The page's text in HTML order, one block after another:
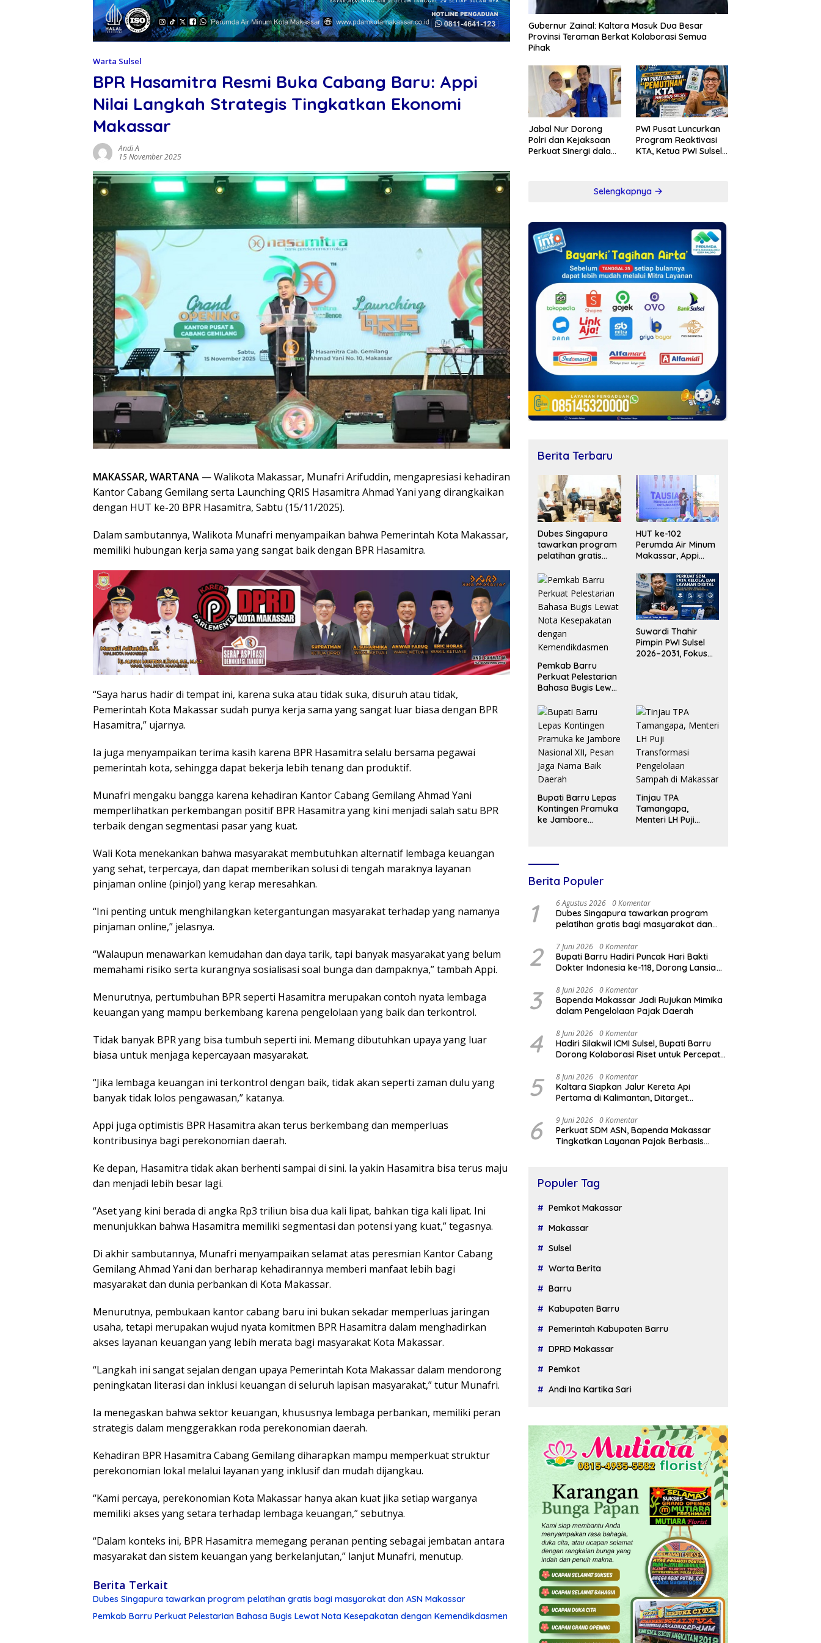
Warta Sulsel
BPR Hasamitra Resmi Buka Cabang Baru: Appi
Nilai Langkah Strategis Tingkatkan Ekonomi
Makassar
Andi A
15 November 2025
MAKASSAR, WARTANA — Walikota Makassar, Munafri Arifuddin, mengapresiasi kehadiran
Kantor Cabang Gemilang serta Launching QRIS Hasamitra Ahmad Yani yang dirangkaikan
dengan HUT ke-20 BPR Hasamitra, Sabtu (15/11/2025).
Dalam sambutannya, Walikota Munafri menyampaikan bahwa Pemerintah Kota Makassar,
memiliki hubungan kerja sama yang sangat baik dengan BPR Hasamitra.
“Saya harus hadir di tempat ini, karena suka atau tidak suka, disuruh atau tidak,
Pemerintah Kota Makassar sudah punya kerja sama yang sangat luar biasa dengan BPR
Hasamitra,” ujarnya.
Ia juga menyampaikan terima kasih karena BPR Hasamitra selalu bersama pegawai
pemerintah kota, sehingga dapat bekerja lebih tenang dan produktif.
Munafri mengaku bangga karena kehadiran Kantor Cabang Gemilang Ahmad Yani
memperlihatkan perkembangan positif BPR Hasamitra yang kini menjadi salah satu BPR
terbaik dengan segmentasi pasar yang kuat.
Wali Kota menekankan bahwa masyarakat membutuhkan alternatif lembaga keuangan
yang sehat, terpercaya, dan dapat memberikan solusi di tengah maraknya layanan
pinjaman online (pinjol) yang kerap meresahkan.
“Ini penting untuk menghilangkan ketergantungan masyarakat terhadap yang namanya
pinjaman online,” jelasnya.
“Walaupun menawarkan kemudahan dan daya tarik, tapi banyak masyarakat yang belum
memahami risiko serta kurangnya sosialisasi soal bunga dan dampaknya,” tambah Appi.
Menurutnya, pertumbuhan BPR seperti Hasamitra merupakan contoh nyata lembaga
keuangan yang mampu berkembang karena pengelolaan yang baik dan terkontrol.
Tidak banyak BPR yang bisa tumbuh seperti ini. Memang dibutuhkan upaya yang luar
biasa untuk menjaga kepercayaan masyarakat.
“Jika lembaga keuangan ini terkontrol dengan baik, tidak akan seperti zaman dulu yang
banyak tidak lolos pengawasan,” katanya.
Appi juga optimistis BPR Hasamitra akan terus berkembang dan memperluas
kontribusinya bagi perekonomian daerah.
Ke depan, Hasamitra tidak akan berhenti sampai di sini. Ia yakin Hasamitra bisa terus maju
dan menjadi lebih besar lagi.
“Aset yang kini berada di angka Rp3 triliun bisa dua kali lipat, bahkan tiga kali lipat. Ini
menunjukkan bahwa Hasamitra memiliki segmentasi dan potensi yang kuat,” tegasnya.
Di akhir sambutannya, Munafri menyampaikan selamat atas peresmian Kantor Cabang
Gemilang Ahmad Yani dan berharap kehadirannya memberi manfaat lebih bagi
masyarakat dan dunia perbankan di Kota Makassar.
Menurutnya, pembukaan kantor cabang baru ini bukan sekadar memperluas jaringan
usaha, tetapi merupakan wujud nyata komitmen BPR Hasamitra dalam menghadirkan
akses layanan keuangan yang lebih merata bagi masyarakat Kota Makassar.
“Langkah ini sangat sejalan dengan upaya Pemerintah Kota Makassar dalam mendorong
peningkatan literasi dan inklusi keuangan di seluruh lapisan masyarakat,” tutur Munafri.
Ia menegaskan bahwa sektor keuangan, khususnya lembaga perbankan, memiliki peran
strategis dalam menggerakkan roda perekonomian daerah.
Kehadiran BPR Hasamitra Cabang Gemilang diharapkan mampu memperkuat struktur
perekonomian lokal melalui layanan yang inklusif dan mudah dijangkau.
“Kami percaya, perekonomian Kota Makassar hanya akan kuat jika setiap warganya
memiliki akses yang setara terhadap lembaga keuangan,” sebutnya.
“Dalam konteks ini, BPR Hasamitra memegang peranan penting sebagai jembatan antara
masyarakat dan sistem keuangan yang berkelanjutan,” lanjut Munafri, menutup.
Berita Terkait
Dubes Singapura tawarkan program pelatihan gratis bagi masyarakat dan ASN Makassar
Pemkab Barru Perkuat Pelestarian Bahasa Bugis Lewat Nota Kesepakatan dengan Kemendikdasmen
Gubernur Zainal: Kaltara Masuk Dua Besar
Provinsi Teraman Berkat Kolaborasi Semua
Pihak
Jabal Nur Dorong
Polri dan Kejaksaan
Perkuat Sinergi dalam
PWI Pusat Luncurkan
Program Reaktivasi
KTA, Ketua PWI Sulsel
Selengkapnya
Berita Terbaru
Dubes Singapura
tawarkan program
pelatihan gratis
dan ASN Makassar
HUT ke-102
Perumda Air Minum
Makassar, Appi
dan Peningkatan
Pelayanan Air
Bersih
Pemkab Barru
Perkuat Pelestarian
Bahasa Bugis Lewat
dengan
Kemendikdasmen
Suwardi Thahir
Pimpin PWI Sulsel
2026–2031, Fokus
Bupati Barru Lepas
Kontingen Pramuka
ke Jambore
Tinjau TPA
Tamangapa,
Menteri LH Puji
Berita Populer
1 6 Agustus 2026 0 Komentar
Dubes Singapura tawarkan program
pelatihan gratis bagi masyarakat dan
2 7 Juni 2026 0 Komentar
Bupati Barru Hadiri Puncak Hari Bakti
Dokter Indonesia ke-118, Dorong Lansia
3 8 Juni 2026 0 Komentar
Bapenda Makassar Jadi Rujukan Mimika
dalam Pengelolaan Pajak Daerah
4 8 Juni 2026 0 Komentar
Hadiri Silakwil ICMI Sulsel, Bupati Barru
Dorong Kolaborasi Riset untuk Percepat
5 8 Juni 2026 0 Komentar
Kaltara Siapkan Jalur Kereta Api
Pertama di Kalimantan, Ditarget
6 9 Juni 2026 0 Komentar
Perkuat SDM ASN, Bapenda Makassar
Tingkatkan Layanan Pajak Berbasis
Populer Tag
Pemkot Makassar
Makassar
Sulsel
Warta Berita
Barru
Kabupaten Barru
Pemerintah Kabupaten Barru
DPRD Makassar
Pemkot
Andi Ina Kartika Sari